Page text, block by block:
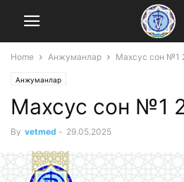
Home Анжуманлар Mахсус сон №1
Анжуманлар
Mахсус сон №1
By vetmed - 29.05.2025